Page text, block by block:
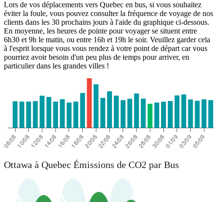
Lors de vos déplacements vers Quebec en bus, si vous souhaitez
éviter la foule, vous pouvez consulter la fréquence de voyage de nos
clients dans les 30 prochains jours à l'aide du graphique ci-dessous.
En moyenne, les heures de pointe pour voyager se situent entre
6h30 et 9h le matin, ou entre 16h et 19h le soir. Veuillez garder cela
à l'esprit lorsque vous vous rendez à votre point de départ car vous
pourriez avoir besoin d'un peu plus de temps pour arriver, en
particulier dans les grandes villes !
Ottawa à Quebec Émissions de CO2 par Bus